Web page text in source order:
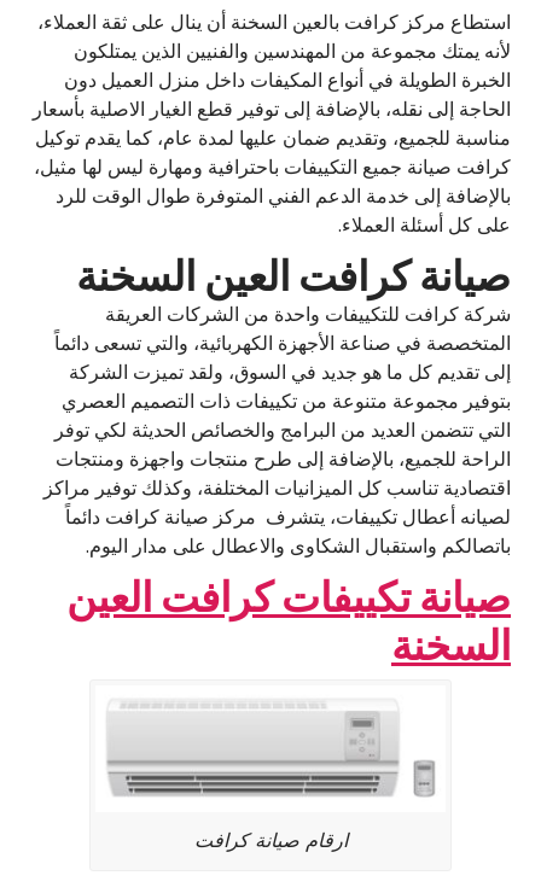
استطاع مركز كرافت بالعين السخنة أن ينال على ثقة العملاء،
لأنه يمتك مجموعة من المهندسين والفنيين الذين يمتلكون
الخبرة الطويلة في أنواع المكيفات داخل منزل العميل دون
الحاجة إلى نقله، بالإضافة إلى توفير قطع الغيار الاصلية بأسعار
مناسبة للجميع، وتقديم ضمان عليها لمدة عام، كما يقدم توكيل
كرافت صيانة جميع التكييفات باحترافية ومهارة ليس لها مثيل،
بالإضافة إلى خدمة الدعم الفني المتوفرة طوال الوقت للرد
على كل أسئلة العملاء.
صيانة كرافت العين السخنة
شركة كرافت للتكييفات واحدة من الشركات العريقة
المتخصصة في صناعة الأجهزة الكهربائية، والتي تسعى دائماً
إلى تقديم كل ما هو جديد في السوق، ولقد تميزت الشركة
بتوفير مجموعة متنوعة من تكييفات ذات التصميم العصري
التي تتضمن العديد من البرامج والخصائص الحديثة لكي توفر
الراحة للجميع، بالإضافة إلى طرح منتجات واجهزة ومنتجات
اقتصادية تناسب كل الميزانيات المختلفة، وكذلك توفير مراكز
لصيانه أعطال تكييفات، يتشرف مركز صيانة كرافت دائماً
باتصالكم واستقبال الشكاوى والاعطال على مدار اليوم.
صيانة تكييفات كرافت العين
السخنة
ارقام صيانة كرافت